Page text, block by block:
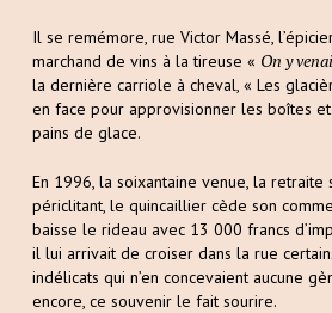
Il se remémore, rue Victor Massé,
marchand de vins à la tireuse « On y
la dernière carriole à cheval, « Les
en face pour approvisionner les boîtes
pains de glace.
En 1996, la soixantaine venue, la retraite
périclitant, le quincaillier cède son
baisse le rideau avec 13 000 francs
il lui arrivait de croiser dans la rue
indélicats qui n’en concevaient aucune
encore, ce souvenir le fait sourire.